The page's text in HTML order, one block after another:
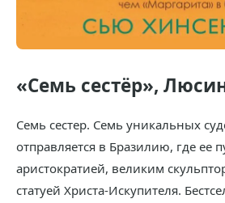
«Семь сестёр»,
Семь сестер. Семь уникальных
отправляется в Бразилию, где ее
аристократией, великим
статуей Христа-Искупителя.